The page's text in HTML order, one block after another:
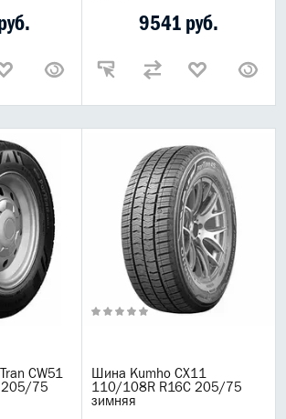
9541 руб.
CW51
205/75
Шина Kumho CX11
110/108R R16C 205/75
зимняя